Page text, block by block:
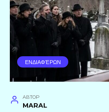
ΕΝΔΙΑΦΈΡΩΝ
АВТОР
MARAL